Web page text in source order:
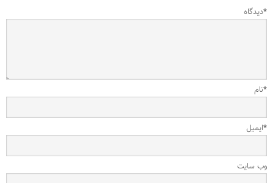
دیدگاه*
نام*
ایمیل*
وب‌ سایت